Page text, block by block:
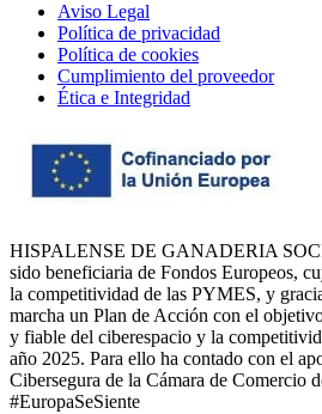
Aviso Legal
Política de privacidad
Política de cookies
Cumplimiento del proveedor
Ética e Integridad
HISPALENSE DE GANADERIA
sido beneficiaria de Fondos Europeos,
la competitividad de las PYMES, y
marcha un Plan de Acción con el
y fiable del ciberespacio y la
año 2025. Para ello ha contado con el
Cibersegura de la Cámara de Comercio
#EuropaSeSiente